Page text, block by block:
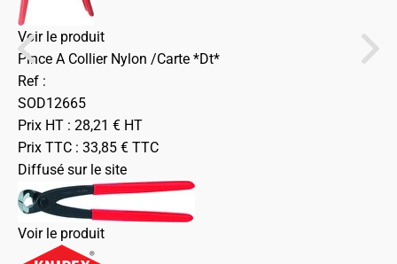
Voir le produit
Pince A Collier Nylon /Carte *Dt*
Ref :
SOD12665
Prix HT : 28,21 € HT
Prix TTC : 33,85 € TTC
Diffusé sur le site
Voir le produit